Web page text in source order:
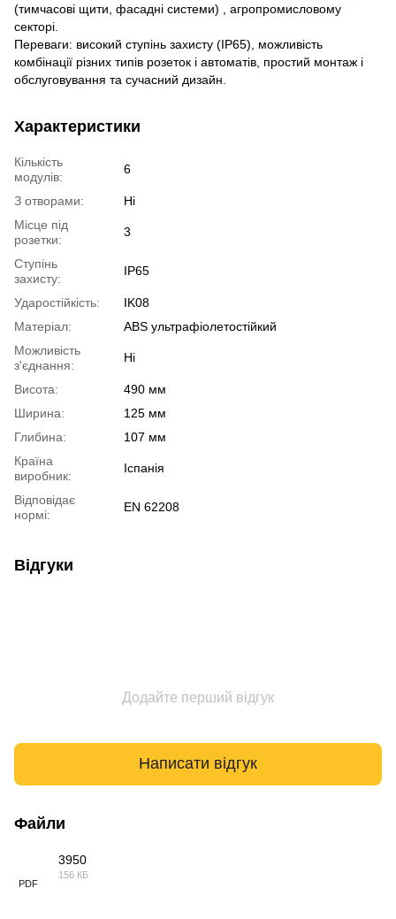
(тимчасовi щити, фасаднi системи) , агропромисловому
секторі.
Переваги: високий ступінь захисту (IP65), можливiсть
комбiнацiї рiзних типiв розеток i автоматiв, простий монтаж i
обслуговування та сучасний дизайн.
Характеристики
Кількість
модулів:
6
З отворами:
Ні
Місце під
розетки:
3
Ступінь
захисту:
IP65
Ударостійкість:
IK08
Матеріал:
ABS ультрафіолетостійкий
Можливість
з'єднання:
Ні
Висота:
490 мм
Ширина:
125 мм
Глибина:
107 мм
Країна
виробник:
Іспанія
Відповідає
нормі:
EN 62208
Відгуки
Додайте перший відгук
Написати відгук
Файли
PDF
3950
156 КБ